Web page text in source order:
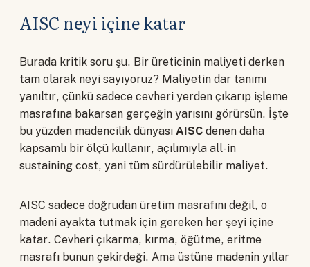
AISC neyi içine katar
Burada kritik soru şu. Bir üreticinin maliyeti derken
tam olarak neyi sayıyoruz? Maliyetin dar tanımı
yanıltır, çünkü sadece cevheri yerden çıkarıp işleme
masrafına bakarsan gerçeğin yarısını görürsün. İşte
bu yüzden madencilik dünyası AISC denen daha
kapsamlı bir ölçü kullanır, açılımıyla all-in
sustaining cost, yani tüm sürdürülebilir maliyet.
AISC sadece doğrudan üretim masrafını değil, o
madeni ayakta tutmak için gereken her şeyi içine
katar. Cevheri çıkarma, kırma, öğütme, eritme
masrafı bunun çekirdeği. Ama üstüne madenin yıllar